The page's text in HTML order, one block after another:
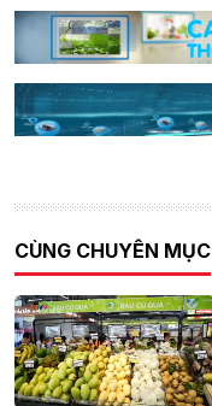
CÙNG CHUYÊN MỤC